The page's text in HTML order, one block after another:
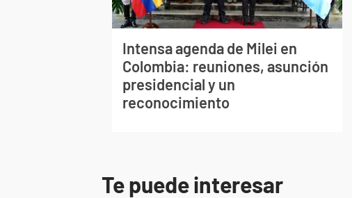
Intensa agenda de Milei en
Colombia: reuniones, asunción
presidencial y un
reconocimiento
Te puede interesar